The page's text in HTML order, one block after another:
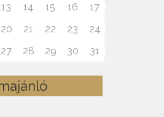
13 14 15 16
17
20 21 22 23
24
27 28 29 30 31